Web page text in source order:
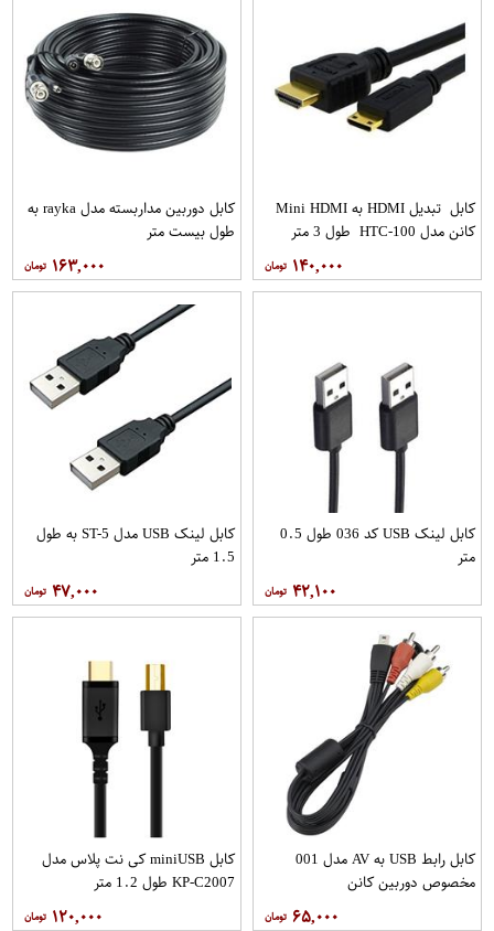
کابل تبدیل HDMI به Mini HDMI
کانن مدل HTC-100 طول 3 متر
۱۴۰,۰۰۰
کابل دوربین مداربسته مدل rayka به
طول بیست متر
۱۶۳,۰۰۰
کابل لینک USB کد 036 طول 0.5
متر
۴۲,۱۰۰
کابل لینک USB مدل ST-5 به طول
1.5 متر
۴۷,۰۰۰
کابل رابط USB به AV مدل 001
مخصوص دوربین کانن
۶۵,۰۰۰
کابل miniUSB کی نت پلاس مدل
KP-C2007 طول 1.2 متر
۱۲۰,۰۰۰